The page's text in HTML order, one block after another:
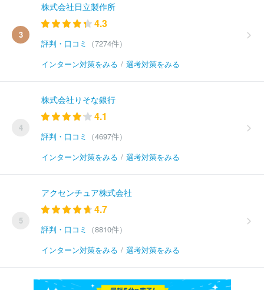
3
株式会社日立製作所
4.3
評判・口コミ
（7274件）
インターン対策をみる / 選考対策をみる
4
株式会社りそな銀行
4.1
評判・口コミ
（4697件）
インターン対策をみる / 選考対策をみる
5
アクセンチュア株式会社
4.7
評判・口コミ
（8810件）
インターン対策をみる / 選考対策をみる